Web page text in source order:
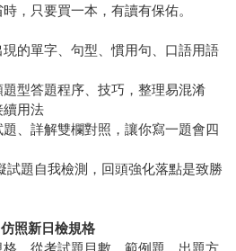
，只要買一本，有讀有保佑。
的單字、句型、慣用句、口語用語
型答題程序、技巧，整理易混淆
續用法
、詳解雙欄對照，讓你寫一題會四
試題自我檢測，回頭強化落點是致勝
照新日檢規格
，從考試題目數、範例題、出題方